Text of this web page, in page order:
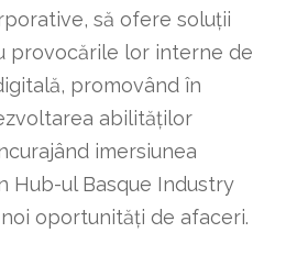
să ofere soluții
provocările lor interne de
promovând în
abilităților
imersiunea
Hub-ul Basque Industry
oportunități de afaceri.